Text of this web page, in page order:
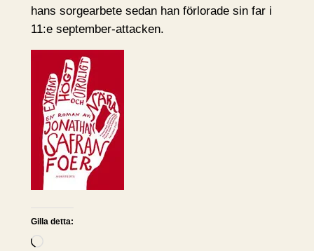
hans sorgearbete sedan han förlorade sin far i
11:e september-attacken.
Gilla detta:
L